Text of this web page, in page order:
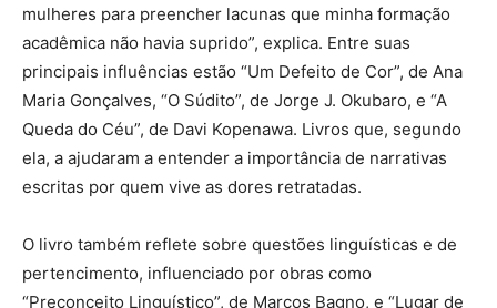
mulheres para preencher lacunas que minha formação
acadêmica não havia suprido”, explica. Entre suas
principais influências estão “Um Defeito de Cor”, de Ana
Maria Gonçalves, “O Súdito”, de Jorge J. Okubaro, e “A
Queda do Céu”, de Davi Kopenawa. Livros que, segundo
ela, a ajudaram a entender a importância de narrativas
escritas por quem vive as dores retratadas.
O livro também reflete sobre questões linguísticas e de
pertencimento, influenciado por obras como
“Preconceito Linguístico”, de Marcos Bagno, e “Lugar de